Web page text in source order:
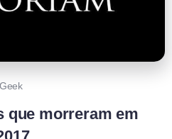
Geek
que morreram em